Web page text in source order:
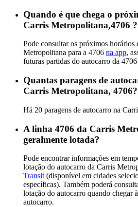
Quando é que chega o
Carris Metropolitana,4706 ?
Pode consultar os próximos horários
Metropolitana para a 4706 na app,
futuras partidas do autocarro da 4706
Quantas paragens de
Carris Metropolitana, 4706?
Há 20 paragens de autocarro na
A linha 4706 da Carris
geralmente lotada?
Pode encontrar informações em
lotação do autocarro da Carris
Transit (disponível em cidades
específicas). Também poderá
lotação do autocarro quando chegar
autocarro.